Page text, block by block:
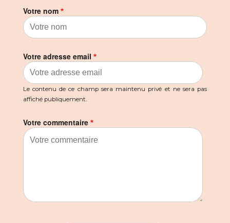
o
i
r
j
e
s
u
s
V
Votre nom
Votre adresse email
Le contenu de ce champ sera maintenu privé et ne sera pas
affiché publiquement.
Votre commentaire